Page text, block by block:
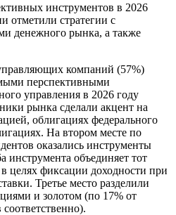
инструментов в 2026
отметили стратегии с
денежного рынка, а также
компаний (57%)
перспективными
управления в 2026 году
рынка сделали акцент на
облигациях федерального
На втором месте по
оказались инструменты
объединяет тот
целях фиксации доходности при
Третье место разделили
и золотом (по 17% от